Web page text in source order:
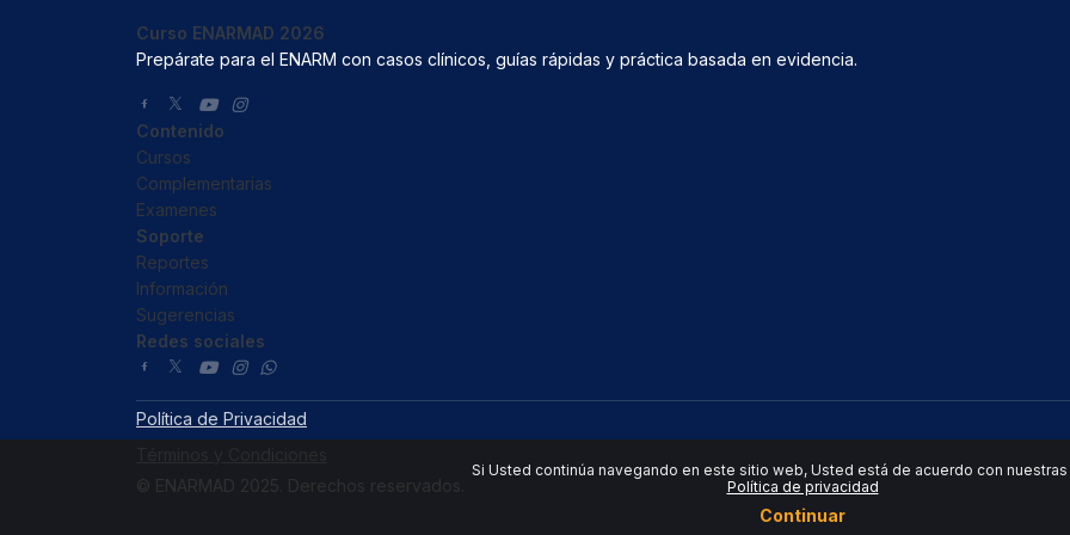
Si Usted continúa navegando en este sitio web, Usted está de acuerdo con
Política de privacidad
Continuar
Curso ENARMAD 2026
Prepárate para el ENARM con casos clínicos, guías rápidas y práctica basada en evidencia.
Contenido
Cursos
Complementarias
Examenes
Soporte
Reportes
Información
Sugerencias
Redes sociales
Política de Privacidad
© ENARMAD 2025. Derechos reservados.